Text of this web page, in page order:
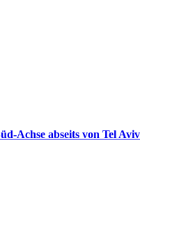
Achse abseits von Tel Aviv